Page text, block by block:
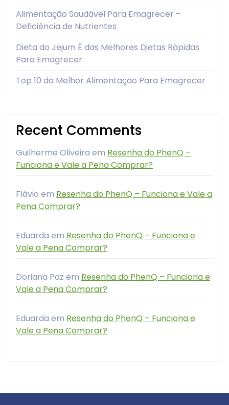
Alimentação Saudável Para Emagrecer –
Deficiência de Nutrientes
Dieta do Jejum É das Melhores Dietas Rápidas
Para Emagrecer
Top 10 da Melhor Alimentação Para Emagrecer
Recent Comments
Guilherme Oliveira em Resenha do PhenQ –
Funciona e Vale a Pena Comprar?
Flávio em Resenha do PhenQ – Funciona e Vale a
Pena Comprar?
Eduarda em Resenha do PhenQ – Funciona e
Vale a Pena Comprar?
Doriana Paz em Resenha do PhenQ – Funciona e
Vale a Pena Comprar?
Eduarda em Resenha do PhenQ – Funciona e
Vale a Pena Comprar?